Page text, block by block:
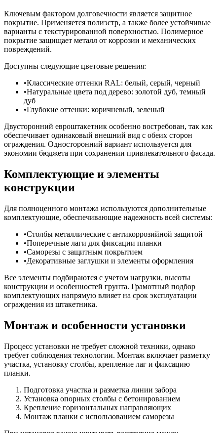
Ключевым фактором долговечности является защитное
покрытие. Применяется полиэстр, а также более устойчивые
варианты с текстурированной поверхностью. Полимерное
покрытие защищает металл от коррозии и механических
повреждений.
Доступны следующие цветовые решения:
Классические оттенки RAL: белый, серый, черный
Натуральные цвета под дерево: золотой дуб, темный
дуб
Глубокие оттенки: коричневый, зеленый
Двусторонний евроштакетник особенно востребован, так как
обеспечивает одинаковый внешний вид с обеих сторон
ограждения. Односторонний вариант используется для
экономии бюджета при сохранении привлекательного фасада.
Комплектующие и элементы
конструкции
Для полноценного монтажа используются дополнительные
комплектующие, обеспечивающие надежность всей системы:
Столбы металлические с антикоррозийной защитой
Поперечные лаги для фиксации планки
Саморезы с защитным покрытием
Декоративные заглушки и элементы оформления
Все элементы подбираются с учетом нагрузки, высоты
конструкции и особенностей грунта. Грамотный подбор
комплектующих напрямую влияет на срок эксплуатации
ограждения из штакетника.
Монтаж и особенности установки
Процесс установки не требует сложной техники, однако
требует соблюдения технологии. Монтаж включает разметку
участка, установку столбы, крепление лаг и фиксацию
планки.
Подготовка участка и разметка линии забора
Установка опорных столбы с бетонированием
Крепление горизонтальных направляющих
Монтаж планки с использованием саморезы